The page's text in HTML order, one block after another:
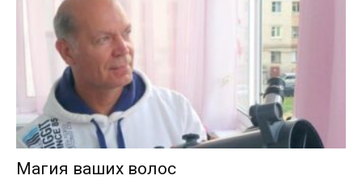
Магия ваших волос